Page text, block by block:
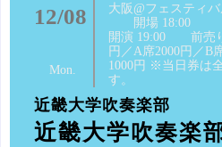
12/08
大阪@フェスティ
開場 18:00
開演 19:00 前売
円／A席2000円／B
1000円 ※当日券は
す。
Mon.
近畿大学吹奏楽部
近畿大学吹奏楽